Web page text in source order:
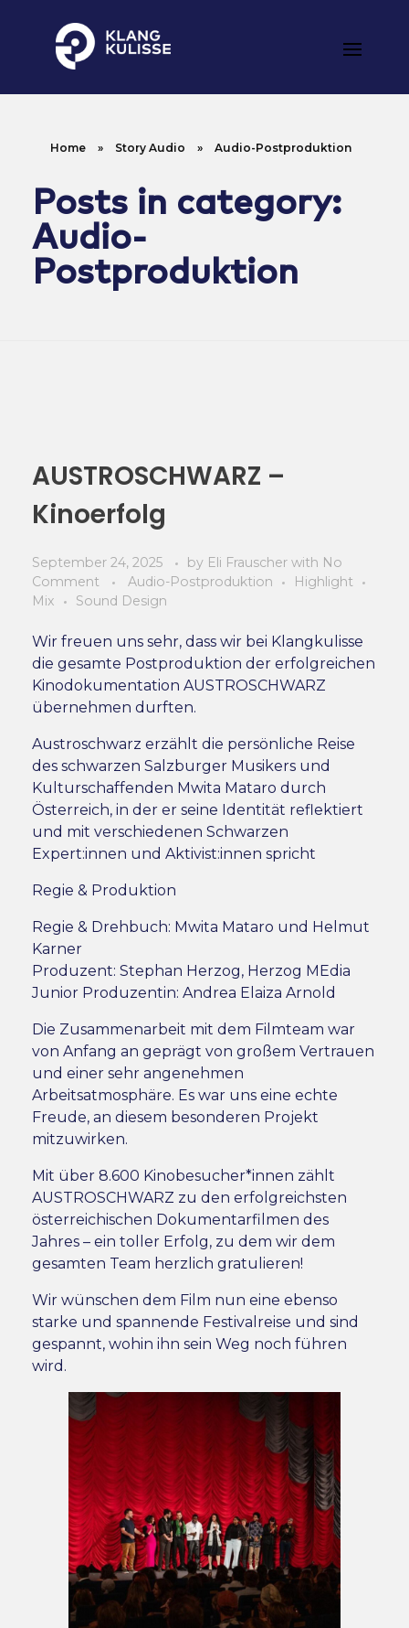
Home » Story Audio » Audio-Postproduktion
Posts in category:
Audio-
Postproduktion
AUSTROSCHWARZ –
Kinoerfolg
September 24, 2025 by Eli Frauscher with No
Comment
Audio-Postproduktion
Highlight
Mix
Sound Design
Wir freuen uns sehr, dass wir bei Klangkulisse
die gesamte Postproduktion der erfolgreichen
Kinodokumentation AUSTROSCHWARZ
übernehmen durften.
Austroschwarz erzählt die persönliche Reise
des schwarzen Salzburger Musikers und
Kulturschaffenden Mwita Mataro durch
Österreich, in der er seine Identität reflektiert
und mit verschiedenen Schwarzen
Expert:innen und Aktivist:innen spricht
Regie & Produktion
Regie & Drehbuch: Mwita Mataro und Helmut
Karner
Produzent: Stephan Herzog, Herzog MEdia
Junior Produzentin: Andrea Elaiza Arnold
Die Zusammenarbeit mit dem Filmteam war
von Anfang an geprägt von großem Vertrauen
und einer sehr angenehmen
Arbeitsatmosphäre. Es war uns eine echte
Freude, an diesem besonderen Projekt
mitzuwirken.
Mit über 8.600 Kinobesucher*innen zählt
AUSTROSCHWARZ zu den erfolgreichsten
österreichischen Dokumentarfilmen des
Jahres – ein toller Erfolg, zu dem wir dem
gesamten Team herzlich gratulieren!
Wir wünschen dem Film nun eine ebenso
starke und spannende Festivalreise und sind
gespannt, wohin ihn sein Weg noch führen
wird.